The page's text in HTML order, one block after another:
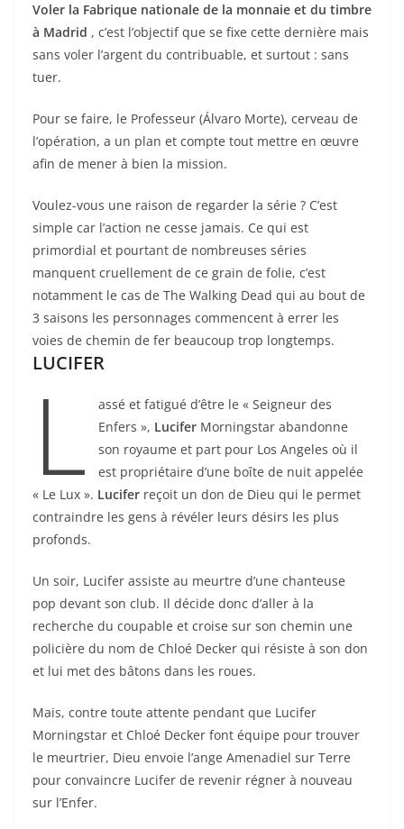
Voler la Fabrique nationale de la monnaie et du timbre
à Madrid , c’est l’objectif que se fixe cette dernière mais
sans voler l’argent du contribuable, et surtout : sans
tuer.
Pour se faire, le Professeur (Álvaro Morte), cerveau de
l’opération, a un plan et compte tout mettre en œuvre
afin de mener à bien la mission.
Voulez-vous une raison de regarder la série ? C’est
simple car l’action ne cesse jamais. Ce qui est
primordial et pourtant de nombreuses séries
manquent cruellement de ce grain de folie, c’est
notamment le cas de The Walking Dead qui au bout de
3 saisons les personnages commencent à errer les
voies de chemin de fer beaucoup trop longtemps.
LUCIFER
L
assé et fatigué d’être le « Seigneur des
Enfers », LuciferMorningstar abandonne
son royaume et part pour Los Angeles où il
est propriétaire d’une boîte de nuit appelée
« Le Lux ». Lucifer reçoit un don de Dieu qui le permet
contraindre les gens à révéler leurs désirs les plus
profonds.
Un soir, Lucifer assiste au meurtre d’une chanteuse
pop devant son club. Il décide donc d’aller à la
recherche du coupable et croise sur son chemin une
policière du nom de Chloé Decker qui résiste à son don
et lui met des bâtons dans les roues.
Mais, contre toute attente pendant que Lucifer
Morningstar et Chloé Decker font équipe pour trouver
le meurtrier, Dieu envoie l’ange Amenadiel sur Terre
pour convaincre Lucifer de revenir régner à nouveau
sur l’Enfer.